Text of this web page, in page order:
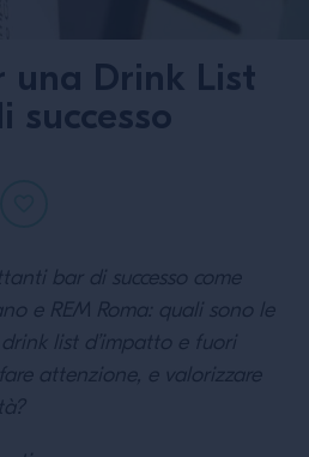
una Drink List
successo
bar di successo come
e REM Roma: quali sono le
list d’impatto e fuori
attenzione, e valorizzare